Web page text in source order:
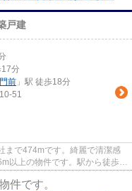
戸建
17分
前 」駅 徒歩18分
51
で474mです。綺麗で清潔感
以上の物件です。駅から徒歩7
件です。